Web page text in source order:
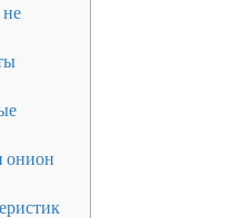
не
онион